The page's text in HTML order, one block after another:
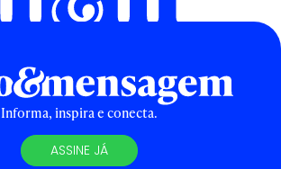
Informa, inspira e conecta.
ASSINE JÁ